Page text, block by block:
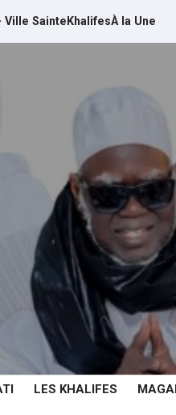
Ville Sainte KhalifesÀ la Une
LES KHALIFES